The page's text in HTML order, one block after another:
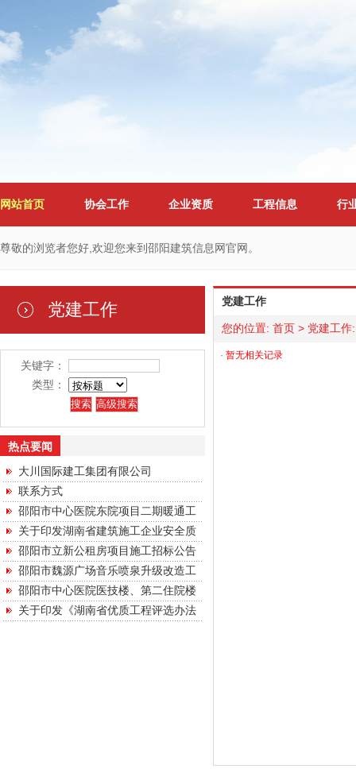
网站首页 协会工作 企业资质 工程信息 行
尊敬的浏览者您好,欢迎您来到邵阳建筑信息网官网。
党建工作
您的位置: 首页 > 党建工作:
·暂无相关记录
党建工作
关键字：
类型：
热点要闻
大川国际建工集团有限公司
联系方式
邵阳市中心医院东院项目二期暖通工
关于印发湖南省建筑施工企业安全质
邵阳市立新公租房项目施工招标公告
邵阳市魏源广场音乐喷泉升级改造工
邵阳市中心医院医技楼、第二住院楼
关于印发《湖南省优质工程评选办法